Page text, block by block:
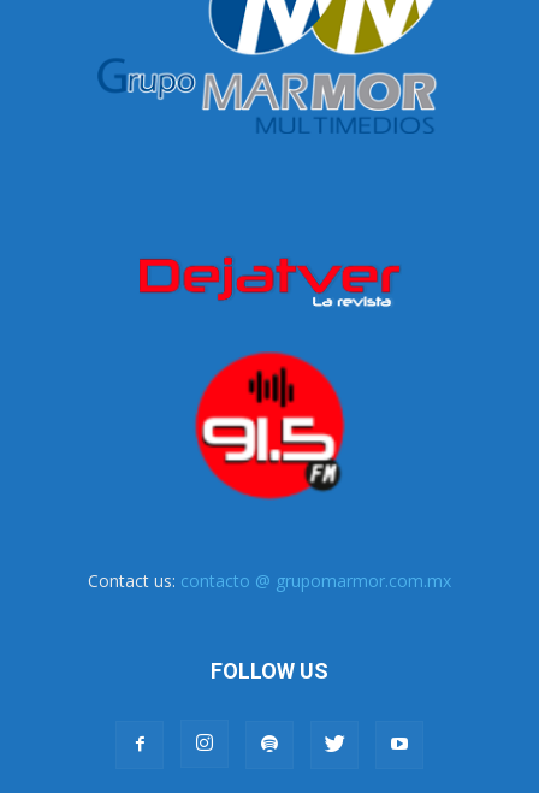
Contact us: contacto @ grupomarmor.com.mx
FOLLOW US